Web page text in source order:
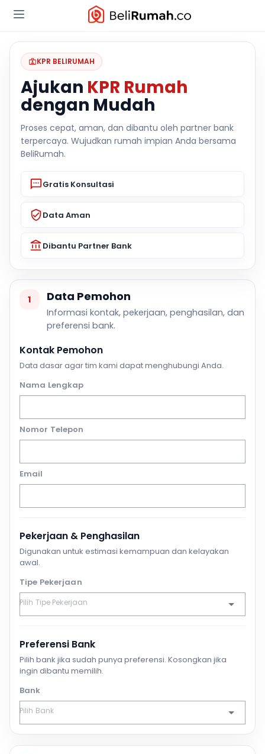
KPR BELIRUMAH
Ajukan KPR Rumah
dengan Mudah
Proses cepat, aman, dan dibantu oleh partner bank
terpercaya. Wujudkan rumah impian Anda bersama
BeliRumah.
Gratis Konsultasi
Data Aman
Dibantu Partner Bank
1 Data Pemohon
Informasi kontak, pekerjaan, penghasilan, dan
preferensi bank.
Kontak Pemohon
Data dasar agar tim kami dapat menghubungi Anda.
Nama Lengkap
Nomor Telepon
Email
Pekerjaan & Penghasilan
Digunakan untuk estimasi kemampuan dan kelayakan
awal.
Tipe Pekerjaan
Preferensi Bank
Pilih bank jika sudah punya preferensi. Kosongkan jika
ingin dibantu memilih.
Bank